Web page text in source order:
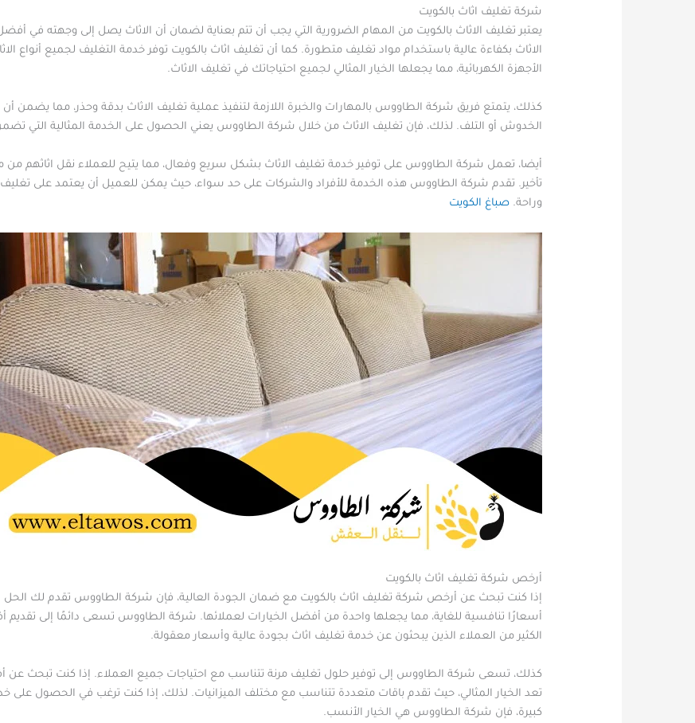
شركة تغليف اثاث بالكويت
يعتبر تغليف الاثاث بالكويت من المهام الضرورية التي يجب أن تتم بعناية لضمان أن الاثاث يصل إلى وجهته في
الاثاث بكفاءة عالية باستخدام مواد تغليف متطورة. كما أن تغليف اثاث بالكويت توفر خدمة التغليف لجميع أنواع
الأجهزة الكهربائية، مما يجعلها الخيار المثالي لجميع احتياجاتك في تغليف الاثاث.
كذلك، يتمتع فريق شركة الطاووس بالمهارات والخبرة اللازمة لتنفيذ عملية تغليف الاثاث بدقة وحذر، مما
الخدوش أو التلف. لذلك، فإن تغليف الاثاث من خلال شركة الطاووس يعني الحصول على الخدمة المثالية التي تضمن
أيضا، تعمل شركة الطاووس على توفير خدمة تغليف الاثاث بشكل سريع وفعال، مما يتيح للعملاء نقل اثاثهم
تأخير. تقدم شركة الطاووس هذه الخدمة للأفراد والشركات على حد سواء، حيث يمكن للعميل أن يعتمد على
وراحة.صباغ الكويت
أرخص شركة تغليف اثاث بالكويت
إذا كنت تبحث عن أرخص شركة تغليف اثاث بالكويت مع ضمان الجودة العالية، فإن شركة الطاووس تقدم لك الحل
أسعارًا تنافسية للغاية، مما يجعلها واحدة من أفضل الخيارات لعملائها. شركة الطاووس تسعى دائمًا إلى
الكثير من العملاء الذين يبحثون عن خدمة تغليف اثاث بجودة عالية وأسعار معقولة.
كذلك، تسعى شركة الطاووس إلى توفير حلول تغليف مرنة تتناسب مع احتياجات جميع العملاء. إذا كنت تبحث
تعد الخيار المثالي، حيث تقدم باقات متعددة تتناسب مع مختلف الميزانيات. لذلك، إذا كنت ترغب في الحصول على
كبيرة، فإن شركة الطاووس هي الخيار الأنسب.